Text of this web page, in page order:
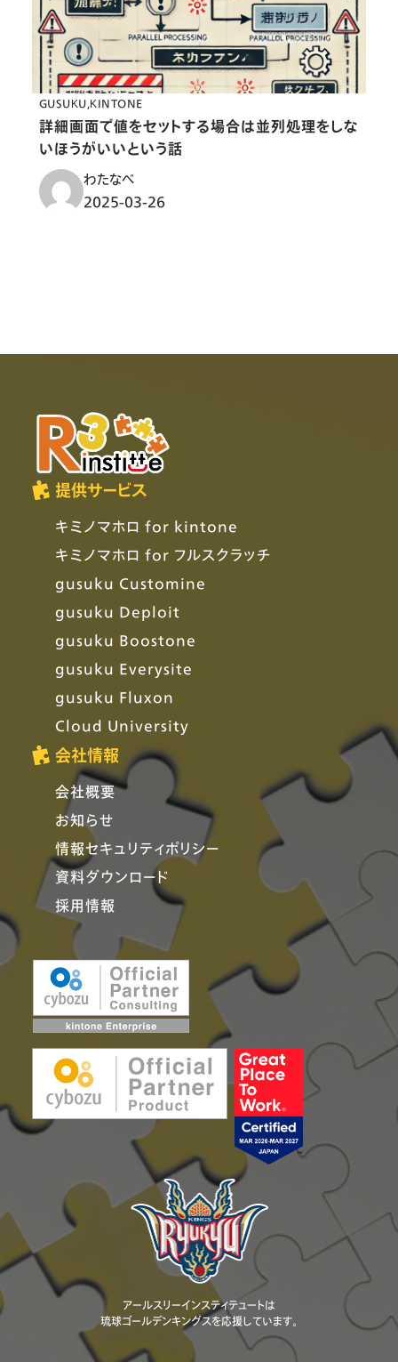
GUSUKU KINTONE
詳細画面で値をセットする場合は並列処理をしな
いほうがいいという話
わたなべ
2025-03-26
提供サービス
キミノマホロ for kintone
キミノマホロ for フルスクラッチ
gusuku Customine
gusuku Deploit
gusuku Boostone
gusuku Everysite
gusuku Fluxon
Cloud University
会社情報
会社概要
お知らせ
情報セキュリティポリシー
資料ダウンロード
採用情報
アールスリーインスティテュートは
琉球ゴールデンキングスを応援しています。